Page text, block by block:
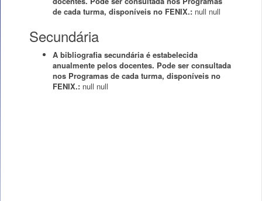
de cada turma, disponíveis no FENIX.: null null
Secundária
A bibliografia secundária é estabelecida
anualmente pelos docentes. Pode ser consultada
nos Programas de cada turma, disponíveis no
FENIX.: null null